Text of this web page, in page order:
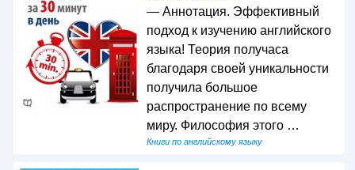
— Аннотация. Эффективный
подход к изучению английского
языка! Теория получаса
благодаря своей уникальности
получила большое
распространение по всему
миру. Философия этого …
Книги по английскому языку